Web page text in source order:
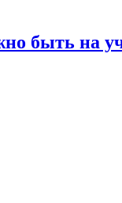
быть на